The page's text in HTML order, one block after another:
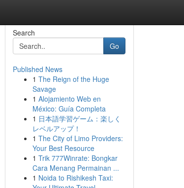
Search
Go
Published News
1 The Reign of the Huge
Savage
1 Alojamiento Web en
México: Guía Completa
1 日本語学習ゲーム：楽しく
レベルアップ！
1 The City of Limo Providers:
Your Best Resource
1 Trik 777Winrate: Bongkar
Cara Menang Permainan ...
1 Noida to Rishikesh Taxi: